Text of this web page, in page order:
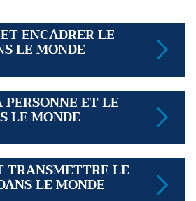
ENCADRER LE
LE MONDE
ET LE
LE MONDE
TRANSMETTRE LE
LE MONDE